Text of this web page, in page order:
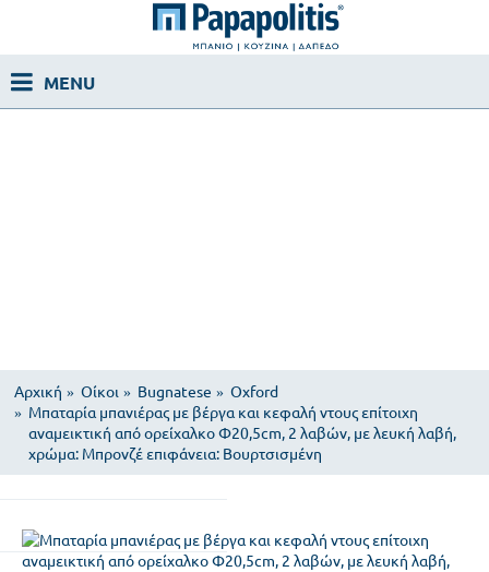
Αρχική Οίκοι Bugnatese
Oxford
Μπαταρία μπανιέρας με βέργα και κεφαλή ντους επίτοιχη
αναμεικτική από ορείχαλκο Φ20,5cm, 2 λαβών, με λευκή λαβή,
χρώμα: Μπρονζέ επιφάνεια: Βουρτσισμένη